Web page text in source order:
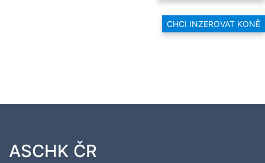
CHCI INZEROVAT KONĚ
ASCHK ČR